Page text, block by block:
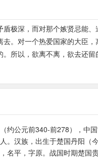
人，传说神农时为雨师。
相，传说他死后，精魂乘星上
人，为王采药，王不肯服，于
：淑，善也；尤，过也；言
盾极深，而对那个嫉贤忌能、
去。对一个热爱国家的大臣，
。所以，欲离不离，欲去还留
现一种徘徊犹疑、反覆凄迷
活动，诗人就把远游定位在
众多的天上神祗，成了诗人
的，所以，远游的梦想，也
得不回到人间，回到苦难黑
，对高雅纯真世界的追求，也
约公元前340-前278），中
。汉族，出生于楚国丹阳（
名平，字原。战国时期楚国